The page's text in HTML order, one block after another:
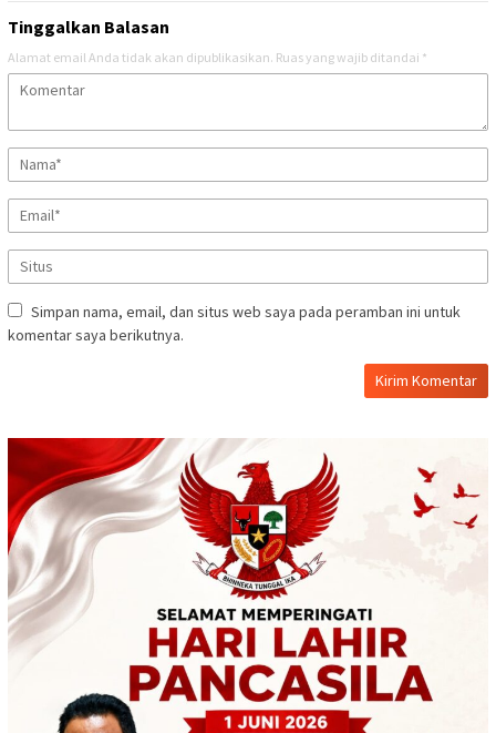
Tinggalkan Balasan
Alamat email Anda tidak akan dipublikasikan. Ruas yang wajib ditandai *
Simpan nama, email, dan situs web saya pada peramban ini untuk
komentar saya berikutnya.